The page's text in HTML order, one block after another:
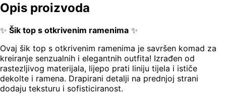
Opis proizvoda
✨ Šik top s otkrivenim ramenima ✨
Ovaj šik top s otkrivenim ramenima je savršen komad za
kreiranje senzualnih i elegantnih outfita! Izrađen od
rastezljivog materijala, lijepo prati liniju tijela i ističe
dekolte i ramena. Drapirani detalji na prednjoj strani
dodaju teksturu i sofisticiranost.